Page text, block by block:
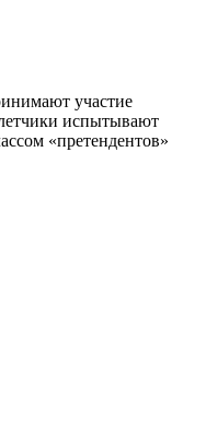
участие
испытывают
«претендентов»